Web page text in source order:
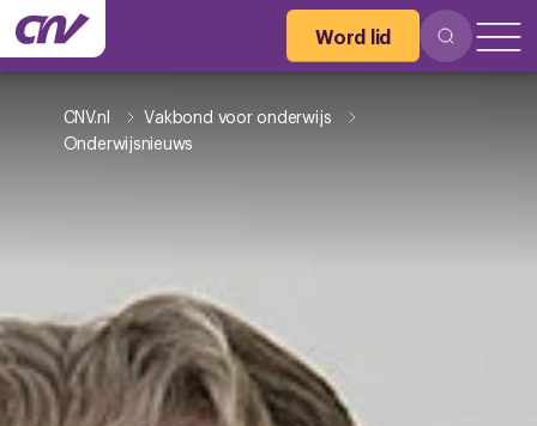
Word lid
CNV.nl
Vakbond voor onderwijs
Onderwijsnieuws